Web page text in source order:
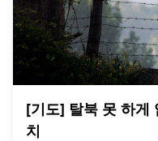
[기도] 탈북 못 하게
치